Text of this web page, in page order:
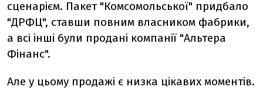
сценарієм. Пакет "Комсомольської" придбало
"ДРФЦ", ставши повним власником фабрики,
а всі інші були продані компанії "Альтера
Фінанс".
Але у цьому продажі є низка цікавих моментів.